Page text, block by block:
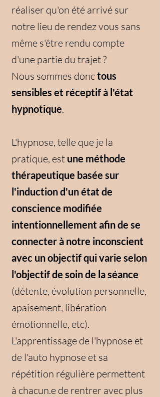
réaliser qu'on été arrivé sur
notre lieu de rendez vous sans
même s'être rendu compte
d'une partie du trajet ?
Nous sommes donctous
sensibles et réceptif à l'état
hypnotique.
L'hypnose, telle que je la
pratique, est une méthode
thérapeutique basée sur
l'induction d'un état de
conscience modifiée
intentionnellement afin de se
connecter à notre inconscient
avec un objectif qui varie selon
l'objectif de soin de la séance
(détente, évolution personnelle,
apaisement, libération
émotionnelle, etc).
L'apprentissage de l'hypnose et
de l'auto hypnose et sa
répétition régulière permettent
à chacun.e de rentrer avec plus